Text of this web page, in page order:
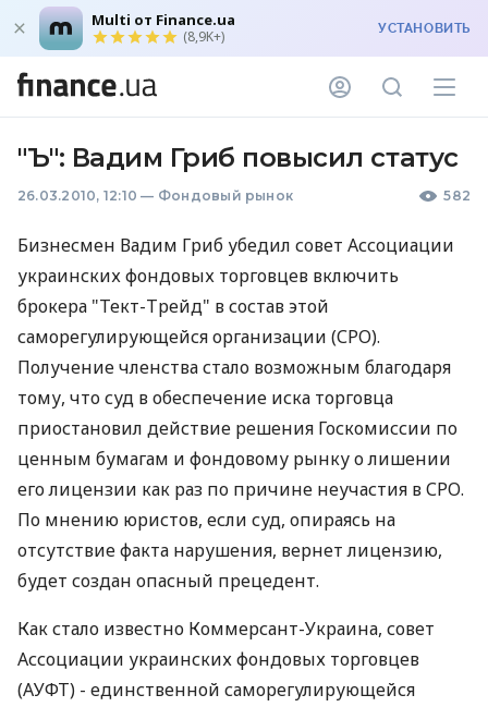
Multi от Finance.ua
(8,9K+) УСТАНОВИТЬ
"Ъ": Вадим Гриб повысил статус
26.03.2010, 12:10 — Фондовый рынок 582
Бизнесмен Вадим Гриб убедил совет Ассоциации
украинских фондовых торговцев включить
брокера "Тект-Трейд" в состав этой
саморегулирующейся организации (СРО).
Получение членства стало возможным благодаря
тому, что суд в обеспечение иска торговца
приостановил действие решения Госкомиссии по
ценным бумагам и фондовому рынку о лишении
его лицензии как раз по причине неучастия в СРО.
По мнению юристов, если суд, опираясь на
отсутствие факта нарушения, вернет лицензию,
будет создан опасный прецедент.
Как стало известно Коммерсант-Украина, совет
Ассоциации украинских фондовых торговцев
(АУФТ) - единственной саморегулирующейся